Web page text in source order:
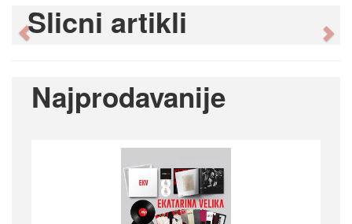
Slicni artikli
Previous
Najprodavanije